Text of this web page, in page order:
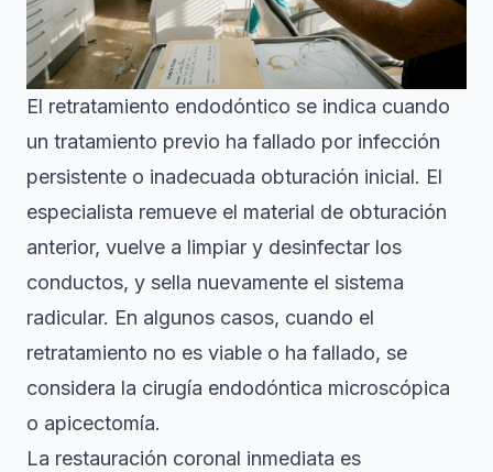
El retratamiento endodóntico se indica cuando
un tratamiento previo ha fallado por infección
persistente o inadecuada obturación inicial. El
especialista remueve el material de obturación
anterior, vuelve a limpiar y desinfectar los
conductos, y sella nuevamente el sistema
radicular. En algunos casos, cuando el
retratamiento no es viable o ha fallado, se
considera la cirugía endodóntica microscópica
o apicectomía.
La restauración coronal inmediata es